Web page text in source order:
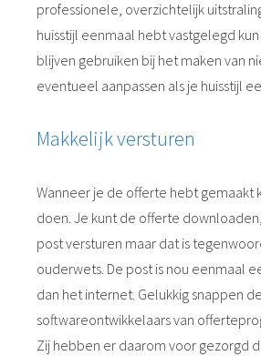
professionele, overzichtelijk
huisstijl eenmaal hebt vastgelegd
blijven gebruiken bij het maken van
eventueel aanpassen als je huisstijl
Makkelijk versturen
Wanneer je de offerte hebt gemaakt
doen. Je kunt de offerte
post versturen maar dat is
ouderwets. De post is nou eenmaal
dan het internet. Gelukkig snappen de
softwareontwikkelaars van
Zij hebben er daarom voor gezorgd